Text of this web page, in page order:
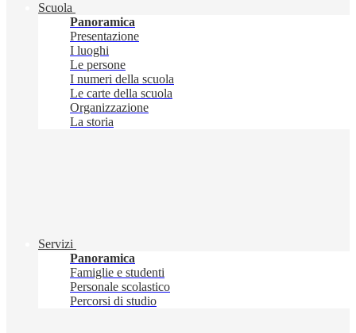
Scuola
Panoramica
Presentazione
I luoghi
Le persone
I numeri della scuola
Le carte della scuola
Organizzazione
La storia
Servizi
Panoramica
Famiglie e studenti
Personale scolastico
Percorsi di studio